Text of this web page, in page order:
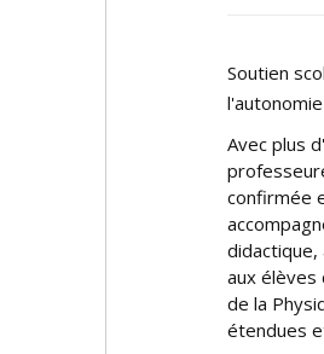
Soutien
Avec plus
confirmée
didactique,
aux élèves
de la
étendues